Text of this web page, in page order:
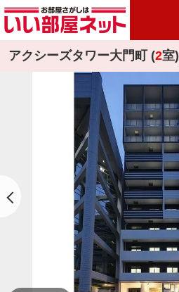
アクシーズタワー大門町 (2室)